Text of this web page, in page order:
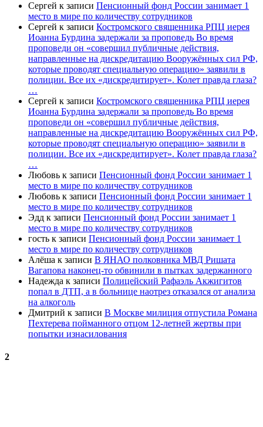
Сергей к записи Пенсионный фонд России занимает 1
место в мире по количеству сотрудников
Сергей к записи Костромского священника РПЦ иерея
Иоанна Бурдина задержали за проповедь Во время
проповеди он «совершил публичные действия,
направленные на дискредитацию Вооружённых сил РФ,
которые проводят специальную операцию» заявили в
полиции. Все их «дискредитирует». Колет правда глаза?
…
Сергей к записи Костромского священника РПЦ иерея
Иоанна Бурдина задержали за проповедь Во время
проповеди он «совершил публичные действия,
направленные на дискредитацию Вооружённых сил РФ,
которые проводят специальную операцию» заявили в
полиции. Все их «дискредитирует». Колет правда глаза?
…
Любовь к записи Пенсионный фонд России занимает 1
место в мире по количеству сотрудников
Любовь к записи Пенсионный фонд России занимает 1
место в мире по количеству сотрудников
Эдд к записи Пенсионный фонд России занимает 1
место в мире по количеству сотрудников
гость к записи Пенсионный фонд России занимает 1
место в мире по количеству сотрудников
Алёша к записи В ЯНАО полковника МВД Ришата
Вагапова наконец-то обвинили в пытках задержанного
Надежда к записи Полицейский Рафаэль Акжигитов
попал в ДТП, а в больнице наотрез отказался от анализа
на алкоголь
Дмитрий к записи В Москве милиция отпустила Романа
Пехтерева пойманного отцом 12-летней жертвы при
попытки изнасилования
2